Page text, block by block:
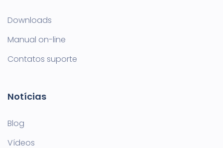
Downloads
Manual on-line
Contatos suporte
Notícias
Blog
Vídeos